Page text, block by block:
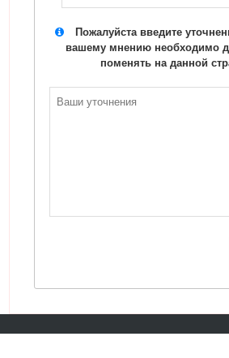
Пожалуйста введите
вашему мнению необходимо
поменять на данной